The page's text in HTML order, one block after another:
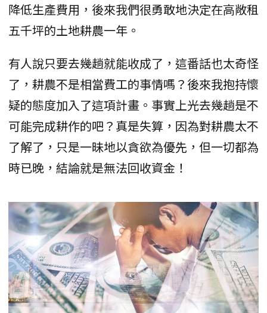
降低生產費用，後來我們很勇敢地決定在高敞租
五千坪的土地耕農一年。
有人說只要去幾趟就能收成了，這番話也太奇怪
了，耕農不是相當費工的事情嗎？後來我抱持懷
疑的態度加入了這項計畫。事實上光去幾趟是不
可能完成耕作的吧？真是失算，因為對耕農太不
了解了，只是一昧地以貪欲為優先，但一切都為
時已晚，結論就是無法回收資金！